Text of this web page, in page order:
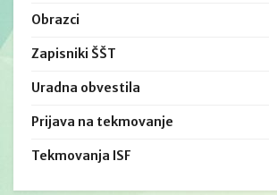
Obrazci
Zapisniki ŠŠT
Uradna obvestila
Prijava na tekmovanje
Tekmovanja ISF